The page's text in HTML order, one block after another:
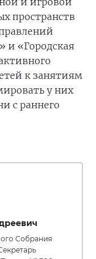
пространств
и «Городская
к занятиям
у них
с раннего
Собрания